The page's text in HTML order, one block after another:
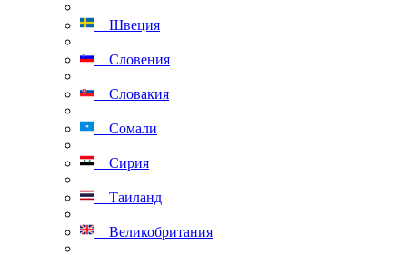
Швеция
Словения
Словакия
Сомали
Сирия
Таиланд
Великобритания